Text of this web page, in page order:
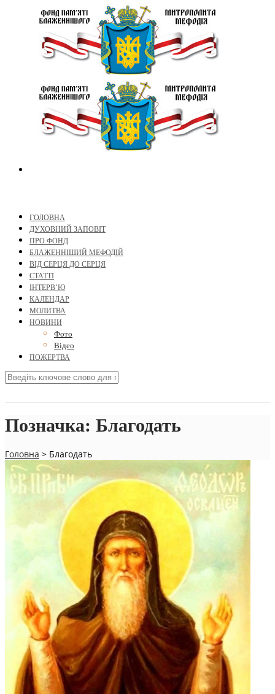
ГОЛОВНА
ДУХОВНИЙ ЗАПОВІТ
ПРО ФОНД
БЛАЖЕННІШИЙ МЕФОДІЙ
ВІД СЕРЦЯ ДО СЕРЦЯ
СТАТТІ
ІНТЕРВ’Ю
КАЛЕНДАР
МОЛИТВА
НОВИНИ
Фото
Відео
ПОЖЕРТВА
Позначка: Благодать
Головна > Благодать